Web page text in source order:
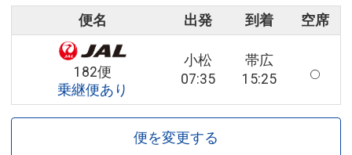
便名 出発 到着 空席
182便
乗継便あり
小松
07:35
帯広
15:25
便を変更する